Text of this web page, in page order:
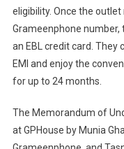
eligibility. Once the
Grameenphone
an EBL credit card. They
EMI and enjoy the
for up to 24 months.
The Memorandum of
at GPHouse by Munia